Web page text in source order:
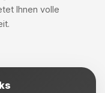
Ihnen volle